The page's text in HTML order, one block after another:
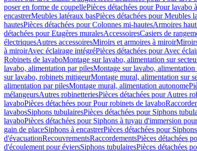
poser en forme de coupellePièces détachées pour Pour lavabo
encastrerMeubles latéraux basPièces détachées pour Meubles
hautesPièces détachées pour Colonnes mi-hautesArmoires
détachées pour Etagères muralesAccessoiresCasiers de
électriquesAutres accessoiresMiroirs et armoires à miroir
à miroirAvec éclairage intégréPièces détachées pour Avec
Robinets de lavaboMontage sur lavabo, alimentation sur
lavabo, alimentation par pilesMontage sur lavabo, alimentation
sur lavabo, robinets mitigeurMontage mural, alimentation sur
alimentation par pilesMontage mural, alimentation autonome
mélangeursAutres robinetteriesPièces détachées pour Autres
lavaboPièces détachées pour Pour robinets de lavabo
lavabosSiphons tubulairesPièces détachées pour Siphons
lavaboPièces détachées pour Siphons à tuyau d'immersion
gain de placeSiphons à encastrerPièces détachées pour
d'évacuationRecouvrementsRaccordementsPièces détachées
d'écoulement pour éviersSiphons tubulairesPièces détachées